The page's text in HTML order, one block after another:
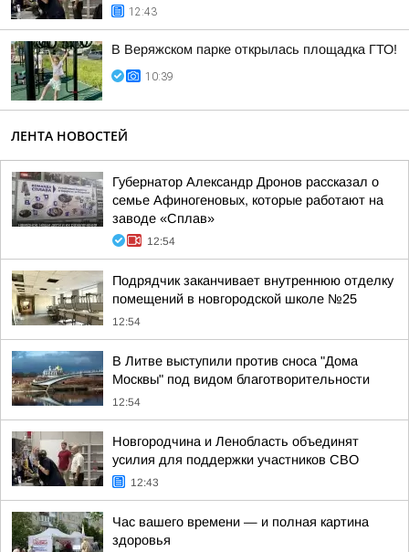
12:43
В Веряжском парке открылась площадка ГТО!
10:39
ЛЕНТА НОВОСТЕЙ
Губернатор Александр Дронов рассказал о
семье Афиногеновых, которые работают на
заводе «Сплав»
12:54
Подрядчик заканчивает внутреннюю отделку
помещений в новгородской школе №25
12:54
В Литве выступили против сноса "Дома
Москвы" под видом благотворительности
12:54
Новгородчина и Ленобласть объединят
усилия для поддержки участников СВО
12:43
Час вашего времени — и полная картина
здоровья